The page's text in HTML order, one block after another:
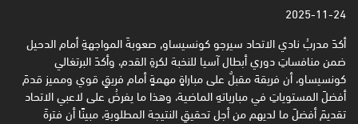
2025-11-24
أكدَ مدربُ نادي الاتحاد سيرجو كونسيساو, صعوبةَ المواجهةِ أمام الدحيل
ضمن منافساتِ دوري أبطال آسيا للنخبة ‏لكرةِ القدم، وأكدَ البرتغالي
كونسيساو، أن فريقهَ مقبلٌ على مباراةٍ مهمةٍ أمام فريقٍ قوي ومميز قدمَ
أفضلَ المستوياتِ في مبارياتهِ ‏الماضية، وهذا ما يفرضُ على لاعبي الاتحاد
تقديمَ أفضلَ ما لديهم من أجل تحقيقِ النتيجة المطلوبةِ، مبينًا أن فترةَ